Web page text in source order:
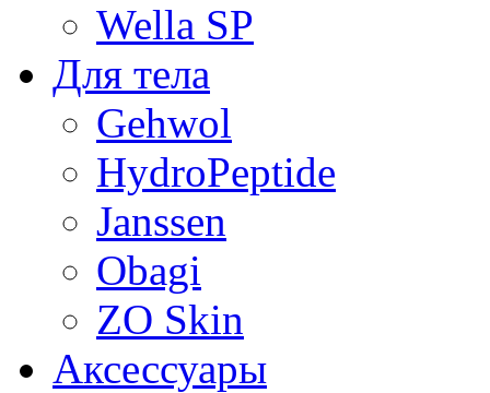
Wella SP
Для тела
Gehwol
HydroPeptide
Janssen
Obagi
ZO Skin
Aксессуары